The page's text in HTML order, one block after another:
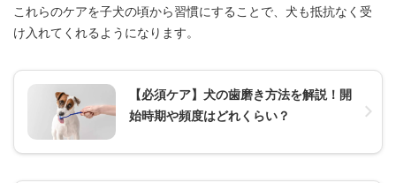
これらのケアを子犬の頃から習慣にすることで、犬も抵抗なく受
け入れてくれるようになります。
【必須ケア】犬の歯磨き方法を解説！開
始時期や頻度はどれくらい？